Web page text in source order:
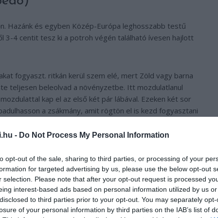
- Do Not Process My Personal Information
opt-out of the sale, sharing to third parties, or processing of your
for targeted advertising by us, please use the below opt-out
selection. Please note that after your opt-out request is processed
interest-based ads based on personal information utilized by us
to third parties prior to your opt-out. You may separately
of your personal information by third parties on the IAB’s list of
Hazánk és egyben Közép-Európa leghosszabb testű
3-4 centit tesz ki a potroh végén található ívesen hajlott
fogyaszt. ritkán kerül szem elé, mert Zöld vagy barna
teljesen beleolvad a növényzetbe. Itt mozdulatlanul
kap el az első két pár lábával. Ezeken két sor
a zsákmány, amit rögtön el is kezd fogyasztani
egyedei vannak.
sztyepplejtőkön és sziklagyepekben, bokorerdők
Bugacon található, a közelmúltban pedig a Kisalföldön is